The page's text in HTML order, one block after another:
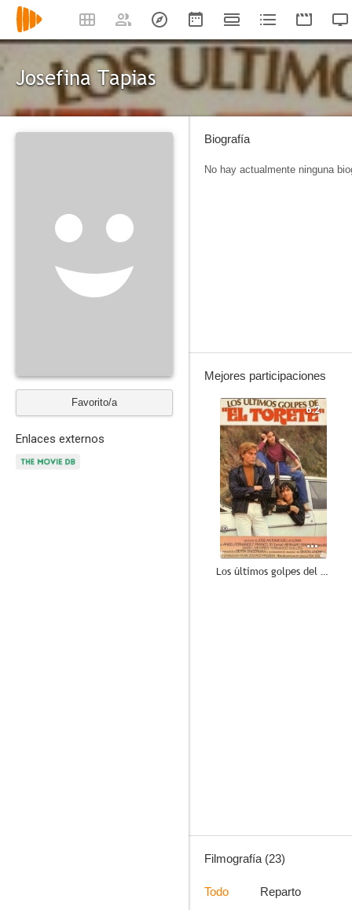
Josefina Tapias
Favorito/a
Enlaces externos
Biografía
No hay actualmente ninguna
Mejores participaciones
6.2
Los últimos golpes del Torete (Perros callejeros III)
Filmografía (23)
Todo Reparto